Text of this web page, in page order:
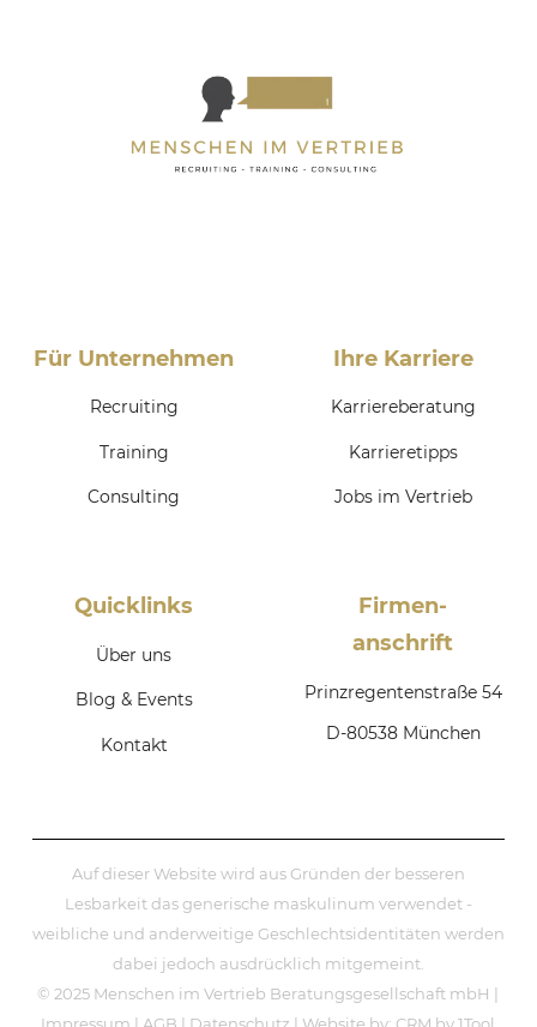
Für Unternehmen
Recruiting
Training
Consulting
Ihre Karriere
Karriereberatung
Karrieretipps
Jobs im Vertrieb
Quicklinks
Über uns
Blog & Events
Kontakt
Firmen­
anschrift
Prinzregentenstraße 54
D-80538 München
Auf dieser Website wird aus Gründen der besseren
Lesbarkeit das generische maskulinum verwendet -
weibliche und anderweitige Geschlechtsidentitäten werden
dabei jedoch ausdrücklich mitgemeint.
© 2025 Menschen im Vertrieb Beratungsgesellschaft mbH |